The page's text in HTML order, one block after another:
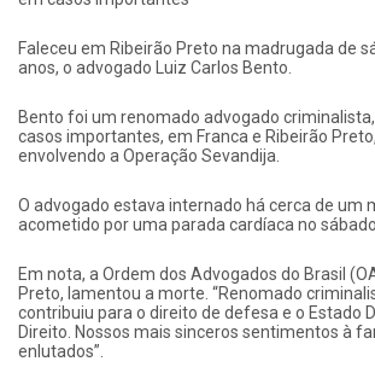
​Faleceu em Ribeirão Preto na madrugada de
anos, o advogado Luiz Carlos Bento.
Bento foi um renomado advogado
casos importantes, em Franca e Ribeirão
envolvendo a Operação Sevandija.
O advogado estava internado há cerca de um
acometido por uma parada cardíaca no sábado.
Em nota, a Ordem dos Advogados do Brasil
Preto, lamentou a morte. “Renomado
contribuiu para o direito de defesa e o Estado
Direito. Nossos mais sinceros sentimentos à
enlutados”.